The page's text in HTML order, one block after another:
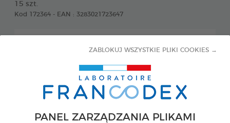
PANEL ZARZĄDZANIA PLIKAMI
ZABLOKUJ WSZYSTKIE PLIKI COOKIES →
15 szt.
Kod 172364 - EAN : 3283021723647